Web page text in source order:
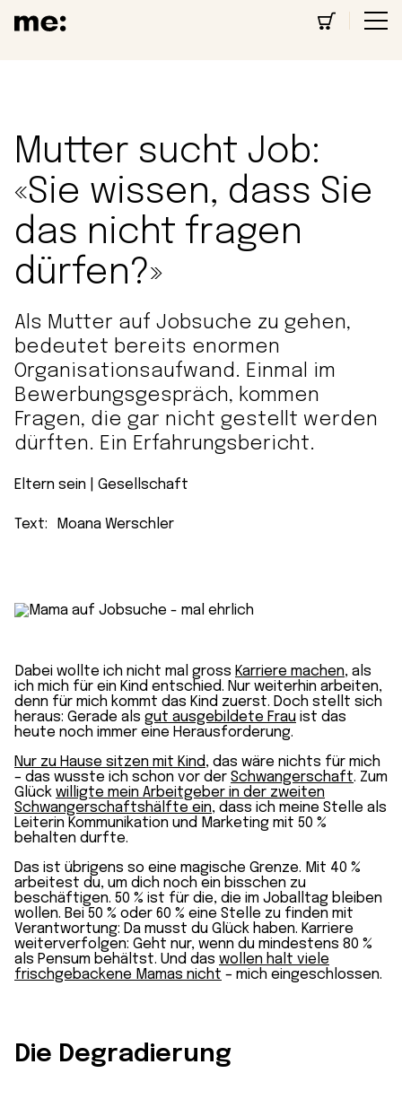
Mutter sucht Job:
«Sie wissen, dass Sie
das nicht fragen
dürfen?»
Als Mutter auf Jobsuche zu gehen,
bedeutet bereits enormen
Organisationsaufwand. Einmal im
Bewerbungsgespräch, kommen
Fragen, die gar nicht gestellt werden
dürften. Ein Erfahrungsbericht.
Eltern sein Gesellschaft
Text: Moana Werschler
Dabei wollte ich nicht mal gross Karriere machen, als
ich mich für ein Kind entschied. Nur weiterhin arbeiten,
denn für mich kommt das Kind zuerst. Doch stellt sich
heraus: Gerade als gut ausgebildete Frau ist das
heute noch immer eine Herausforderung.
Nur zu Hause sitzen mit Kind, das wäre nichts für mich
– das wusste ich schon vor der Schwangerschaft. Zum
Glück willigte mein Arbeitgeber in der zweiten
Schwangerschaftshälfte ein, dass ich meine Stelle als
Leiterin Kommunikation und Marketing mit 50 %
behalten durfte.
Das ist übrigens so eine magische Grenze. Mit 40 %
arbeitest du, um dich noch ein bisschen zu
beschäftigen. 50 % ist für die, die im Joballtag bleiben
wollen. Bei 50 % oder 60 % eine Stelle zu finden mit
Verantwortung: Da musst du Glück haben. Karriere
weiterverfolgen: Geht nur, wenn du mindestens 80 %
als Pensum behältst. Und das wollen halt viele
frischgebackene Mamas nicht – mich eingeschlossen.
Die Degradierung